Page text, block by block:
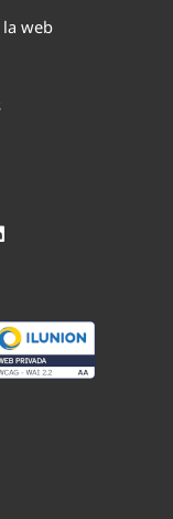
web